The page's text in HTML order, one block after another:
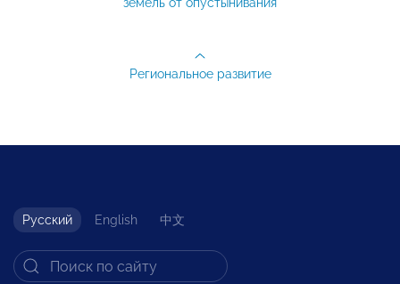
земель от опустынивания
Региональное развитие
Русский English 中文